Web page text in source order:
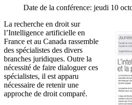
Date de la conférence: jeudi 10
La recherche en droit sur
l’Intelligence artificielle en
France et au Canada rassemble
des spécialistes des divers
branches juridiques. Outre la
nécessité de faire dialoguer ces
spécialistes, il est apparu
nécessaire de retenir une
approche de droit comparé.